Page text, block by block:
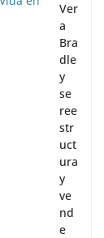
Ver
a
Bra
dle
y
se
ree
str
uct
ura
y
ve
nd
e